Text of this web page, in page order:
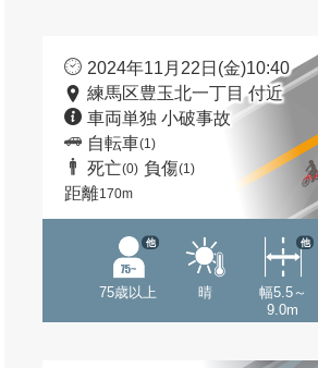
2024年11月22日(金)10:40
練馬区豊玉北一丁目 付近
車両単独 小破事故
自転車(1)
死亡(0) 負傷(1)
距離170m
75歳以上
他
晴
幅5.5～
9.0m
他